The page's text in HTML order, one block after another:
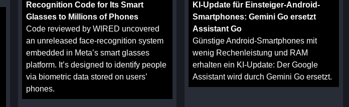
Recognition Code for Its Smart
Glasses to Millions of Phones
Code reviewed by WIRED uncovered
an unreleased face-recognition system
embedded in Meta’s smart glasses
platform. It’s designed to identify people
via biometric data stored on users’
phones.
KI-Update für Einsteiger-Android-
Smartphones: Gemini Go ersetzt
Assistant Go
Günstige Android-Smartphones mit
wenig Rechenleistung und RAM
erhalten ein KI-Update: Der Google
Assistant wird durch Gemini Go ersetzt.